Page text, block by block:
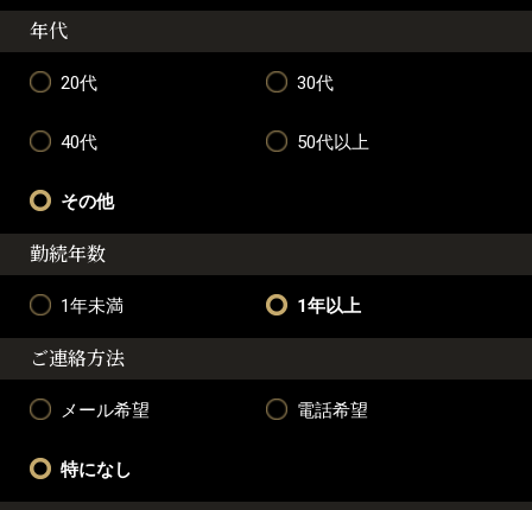
年代
20代 30代
40代 50代以上
その他
勤続年数
1年未満 1年以上
ご連絡方法
メール希望 電話希望
特になし